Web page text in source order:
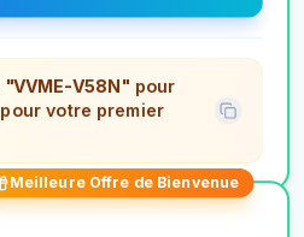
"VVME-V58N" pour
pour votre premier
Meilleure Offre de Bienvenue